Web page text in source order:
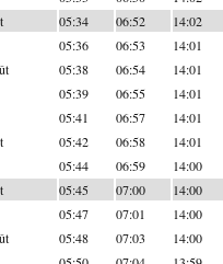
05:34 06:52 14:02
05:36 06:53 14:01
05:38 06:54 14:01
05:39 06:55 14:01
05:41 06:57 14:01
05:42 06:58 14:01
05:44 06:59 14:00
05:45 07:00 14:00
05:47 07:01 14:00
05:48 07:03 14:00